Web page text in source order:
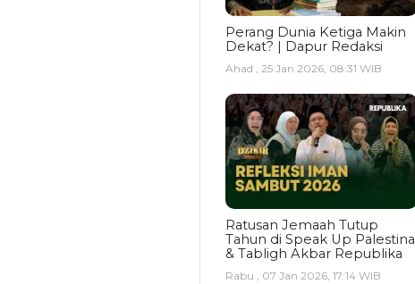
Perang Dunia Ketiga Makin
Dekat? | Dapur Redaksi
Ahad , 25 Jan 2026, 08:31 WIB
Ratusan Jemaah Tutup
Tahun di Speak Up Palestina
& Tabligh Akbar Republika
Rabu , 07 Jan 2026, 17:14 WIB